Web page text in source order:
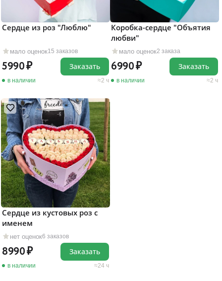
мало оценок15 заказов
Сердце из роз "Люблю"
5990
в наличии 2 ч
Заказать
мало оценок2 заказа
Коробка-сердце "Объятия
любви"
6990
в наличии 2 ч
Заказать
нет оценок6 заказов
Сердце из кустовых роз с
именем
8990
в наличии 24 ч
Заказать